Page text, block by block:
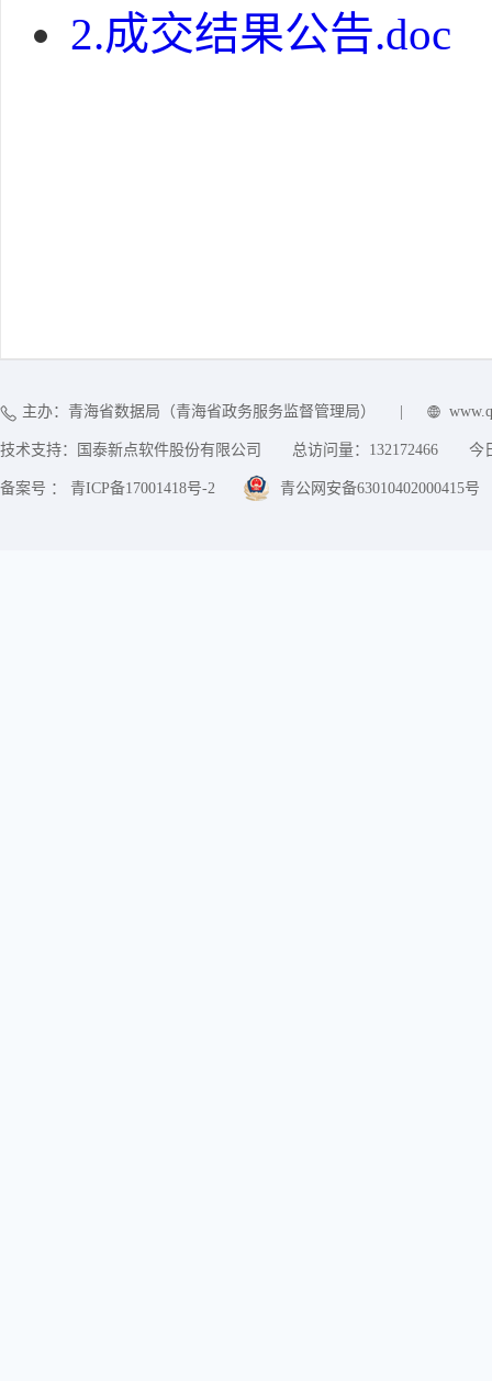
2.成交结果公告.doc
主办：青海省数据局（青海省政务服务监督管理局）
技术支持：国泰新点软件股份有限公司 总访问量： 132172466 今
备案号 ： 青ICP备17001418号-2 青公网安备63010402000415号